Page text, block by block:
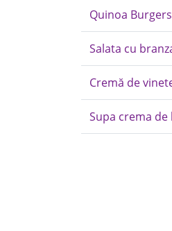
Quinoa
Salata cu
Cremă de
Supa crema de